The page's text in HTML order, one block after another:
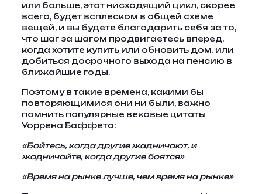
или больше, этот нисходящий цикл, скорее
всего, будет всплеском в общей схеме
вещей, и вы будете благодарить себя за то,
что шаг за шагом продвигаетесь вперед,
когда хотите купить или обновить дом. или
добиться досрочного выхода на пенсию в
ближайшие годы.
Поэтому в такие времена, какими бы
повторяющимися они ни были, важно
помнить популярные вековые цитаты
Уоррена Баффета:
«Бойтесь, когда другие жадничают, и
жадничайте, когда другие боятся»
«Время на рынке лучше, чем время на рынке»